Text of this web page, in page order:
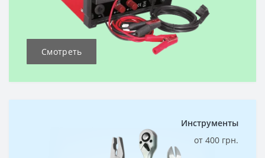
Смотреть
Инструменты
от 400 грн.